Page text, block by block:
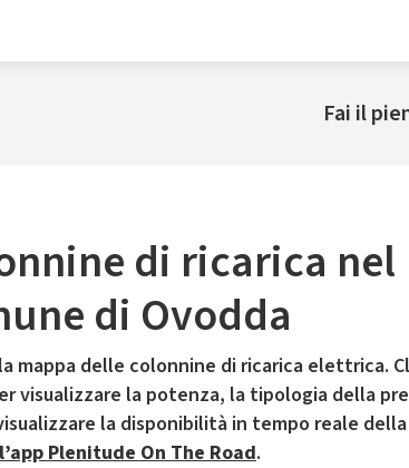
Fai il
di ricarica nel
di Ovodda
mappa delle colonnine di ricarica elettrica.
visualizzare la potenza, la tipologia della
la disponibilità in tempo reale
Plenitude On The Road.